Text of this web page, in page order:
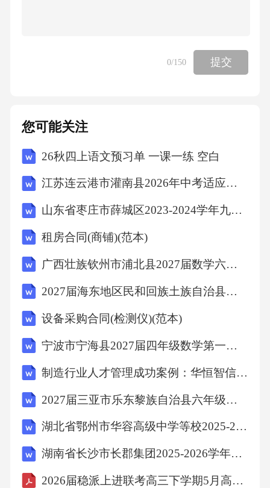
动设计意图课前预习观看微课《客流调查的“黑
科技”》，完成预习任务单：列举你知道的客流
课，记录至少3种新技术，尝试描述其用途。激
发对新技术的好奇心，为课堂深入讲解铺垫。
复习旧知5min回顾上节课的四种客流调查种
可以用什么方法？提问并引导学生回答，引出
调查方法的概念，并展示调查方法与调查种类
的关联图。回顾并回答，思考调查方法与调查
种类的关系。建立新旧知识的联系，为学习新
流监测系统新闻片段，提问：这些高科技是如
何实现客流监测的？引导学生关注技术细节，
点明本节课将学习多种客流调查技术观看视
频，讨论视频中出现的可能技术。用真实案例
激发学习兴趣，自然导入新课。师生解析10min
讲解五种现代技术的原理，对比传统人工调查
方法。逐一讲解技术原理（配合动画），强调
每种技术的优点和局限，展示技术对比表。记
0/150 提交
您可能关注
26秋四上语文预习单 一课一练 空白
江苏连云港市灌南县2026年中考适应性考试（二）八年级生物试题(文字版含答案)
山东省枣庄市薛城区2023-2024学年九年级上学期期末考试历史试题（文字版含答案）
租房合同(商铺)(范本)
广西壮族钦州市浦北县2027届数学六上期末质量检测试题含解析
2027届海东地区民和回族土族自治县四上数学期末复习检测模拟试题含解析
设备采购合同(检测仪)(范本)
宁波市宁海县2027届四年级数学第一学期期末复习检测模拟试题含解析
制造行业人才管理成功案例：华恒智信破解薪资竞争力不足
2027届三亚市乐东黎族自治县六年级数学第一学期期末预测试题含解析
湖北省鄂州市华容高级中学等校2025-2026学年高一下学期4月联考语文试卷（含答案）
湖南省长沙市长郡集团2025-2026学年九年级下学期期中联考历史试卷
2026届稳派上进联考高三下学期5月高考大练兵日语+答案